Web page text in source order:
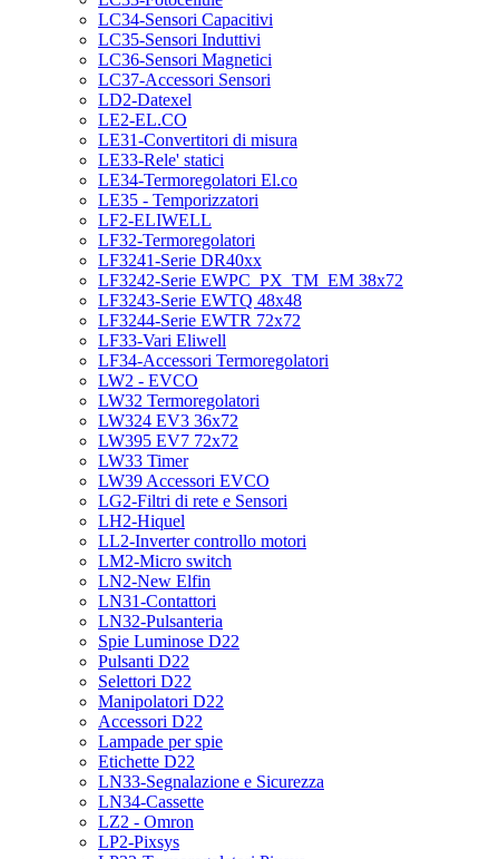
LC34-Sensori Capacitivi
LC35-Sensori Induttivi
LC36-Sensori Magnetici
LC37-Accessori Sensori
LD2-Datexel
LE2-EL.CO
LE31-Convertitori di misura
LE33-Rele' statici
LE34-Termoregolatori El.co
LE35 - Temporizzatori
LF2-ELIWELL
LF32-Termoregolatori
LF3241-Serie DR40xx
LF3242-Serie EWPC_PX_TM_EM 38x72
LF3243-Serie EWTQ 48x48
LF3244-Serie EWTR 72x72
LF33-Vari Eliwell
LF34-Accessori Termoregolatori
LW2 - EVCO
LW32 Termoregolatori
LW324 EV3 36x72
LW395 EV7 72x72
LW33 Timer
LW39 Accessori EVCO
LG2-Filtri di rete e Sensori
LH2-Hiquel
LL2-Inverter controllo motori
LM2-Micro switch
LN2-New Elfin
LN31-Contattori
LN32-Pulsanteria
Spie Luminose D22
Pulsanti D22
Selettori D22
Manipolatori D22
Accessori D22
Lampade per spie
Etichette D22
LN33-Segnalazione e Sicurezza
LN34-Cassette
LZ2 - Omron
LP2-Pixsys